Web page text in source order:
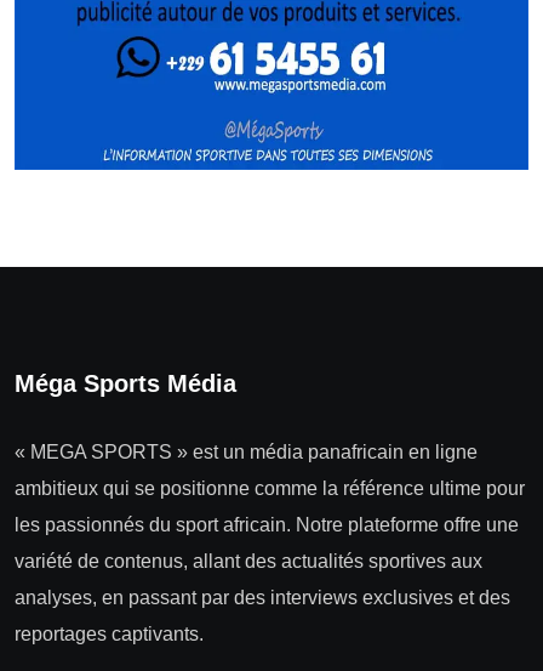
Méga Sports Média
« MEGA SPORTS » est un média panafricain en ligne
ambitieux qui se positionne comme la référence ultime pour
les passionnés du sport africain. Notre plateforme offre une
variété de contenus, allant des actualités sportives aux
analyses, en passant par des interviews exclusives et des
reportages captivants.